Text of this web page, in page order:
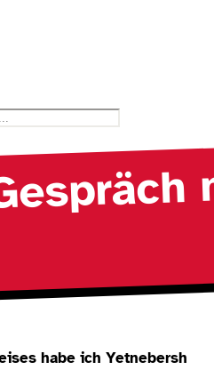
habe ich Yetnebersh